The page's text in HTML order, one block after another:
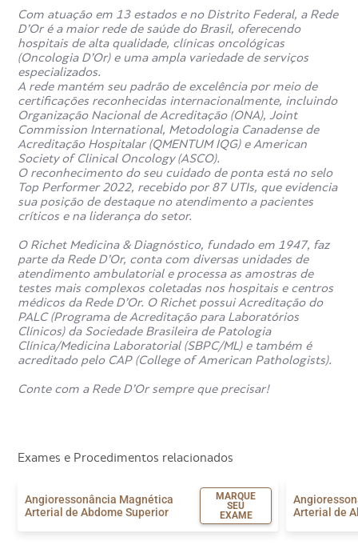
Com atuação em 13 estados e no Distrito Federal, a Rede
D’Or é a maior rede de saúde do Brasil, oferecendo
hospitais de alta qualidade, clínicas oncológicas
(Oncologia D’Or) e uma ampla variedade de serviços
especializados.
A rede mantém seu padrão de excelência por meio de
certificações reconhecidas internacionalmente, incluindo
Organização Nacional de Acreditação (ONA), Joint
Commission International, Metodologia Canadense de
Acreditação Hospitalar (QMENTUM IQG) e American
Society of Clinical Oncology (ASCO).
O reconhecimento do seu cuidado de ponta está no selo
Top Performer 2022, recebido por 87 UTIs, que evidencia
sua posição de destaque no atendimento a pacientes
críticos e na liderança do setor.
O Richet Medicina & Diagnóstico, fundado em 1947, faz
parte da Rede D’Or, conta com diversas unidades de
atendimento ambulatorial e processa as amostras de
testes mais complexos coletadas nos hospitais e centros
médicos da Rede D’Or. O Richet possui Acreditação do
PALC (Programa de Acreditação para Laboratórios
Clínicos) da Sociedade Brasileira de Patologia
Clínica/Medicina Laboratorial (SBPC/ML) e também é
acreditado pelo CAP (College of American Pathologists).
Conte com a Rede D’Or sempre que precisar!
Exames e Procedimentos relacionados
Angioressonância Magnética
Arterial de Abdome Superior
MARQUE
SEU
EXAME
Arterial de